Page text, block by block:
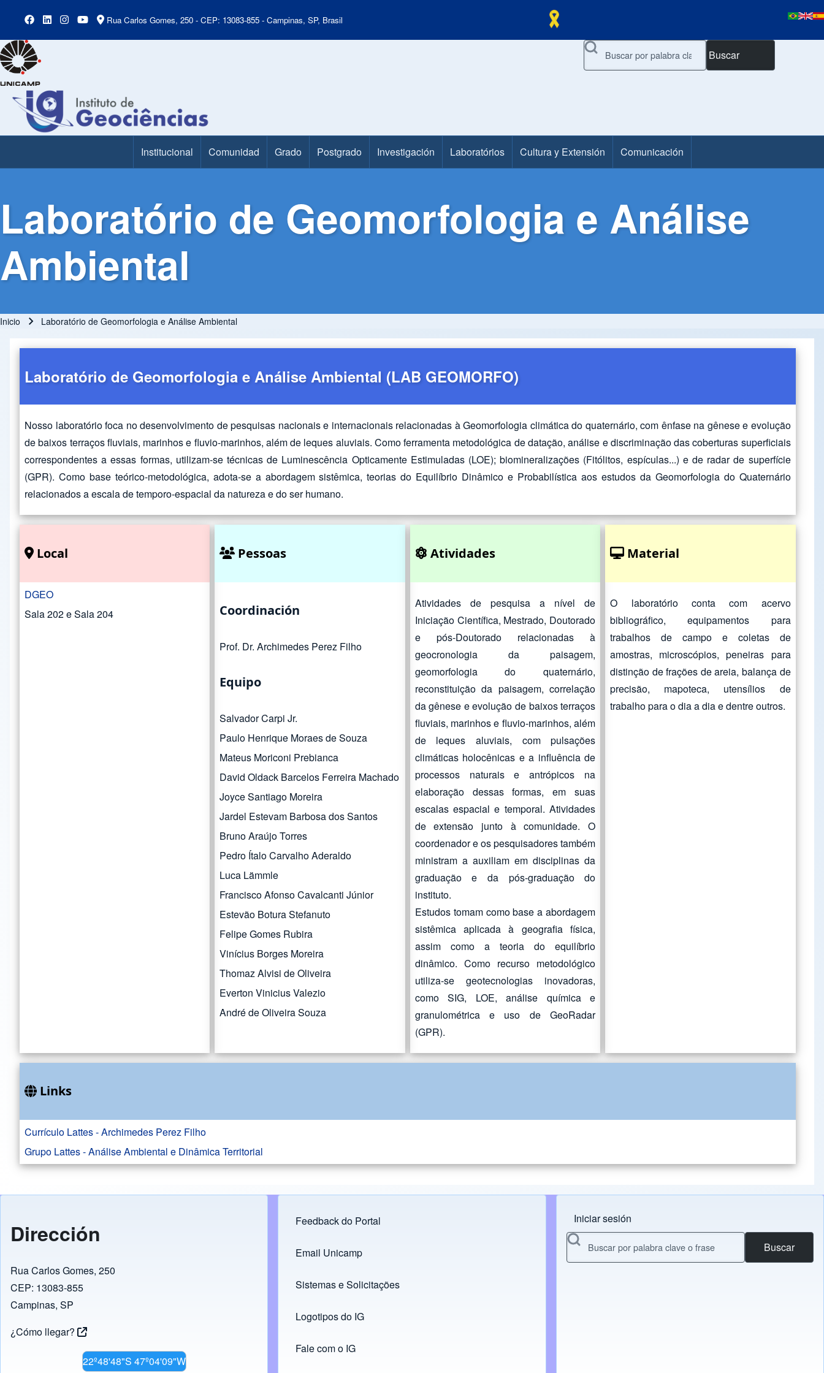
Rua Carlos Gomes, 250 - CEP: 13083-855 - Campinas, SP, Brasil
Buscar
Main Menu Institucional Comunidad Grado Postgrado Investigación Laboratórios Cultura y Extensión Comunicación
Laboratório de Geomorfologia e Análise
Ambiental
Ruta de navegación
Inicio Laboratório de Geomorfologia e Análise Ambiental
Laboratório de Geomorfologia e Análise Ambiental (LAB GEOMORFO)
Nosso laboratório foca no desenvolvimento de pesquisas nacionais e internacionais relacionadas à Geomorfologia climática do quaternário, com ênfase na gênese e evolução
de baixos terraços fluviais, marinhos e fluvio-marinhos, além de leques aluviais. Como ferramenta metodológica de datação, análise e discriminação das coberturas superficiais
correspondentes a essas formas, utilizam-se técnicas de Luminescência Opticamente Estimuladas (LOE); biomineralizações (Fitólitos, espículas...) e de radar de superfície
(GPR). Como base teórico-metodológica, adota-se a abordagem sistêmica, teorias do Equilíbrio Dinâmico e Probabilística aos estudos da Geomorfologia do Quaternário
relacionados a escala de temporo-espacial da natureza e do ser humano.
Local
DGEO
Sala 202 e Sala 204
Pessoas
Coordinación
Prof. Dr. Archimedes Perez Filho
Equipo
Salvador Carpi Jr.
Paulo Henrique Moraes de Souza
Mateus Moriconi Prebianca
David Oldack Barcelos Ferreira Machado
Joyce Santiago Moreira
Jardel Estevam Barbosa dos Santos
Bruno Araújo Torres
Pedro Ítalo Carvalho Aderaldo
Luca Lämmle
Francisco Afonso Cavalcanti Júnior
Estevão Botura Stefanuto
Felipe Gomes Rubira
Vinícius Borges Moreira
Thomaz Alvisi de Oliveira
Everton Vinicius Valezio
André de Oliveira Souza
Atividades
Atividades de pesquisa a nível de
Iniciação Científica, Mestrado, Doutorado
e pós-Doutorado relacionadas à
geocronologia da paisagem,
geomorfologia do quaternário,
reconstituição da paisagem, correlação
da gênese e evolução de baixos terraços
fluviais, marinhos e fluvio-marinhos, além
de leques aluviais, com pulsações
climáticas holocênicas e a influência de
processos naturais e antrópicos na
elaboração dessas formas, em suas
escalas espacial e temporal. Atividades
de extensão junto à comunidade. O
coordenador e os pesquisadores também
ministram a auxiliam em disciplinas da
graduação e da pós-graduação do
instituto.
Estudos tomam como base a abordagem
sistêmica aplicada à geografia física,
assim como a teoria do equilíbrio
dinâmico. Como recurso metodológico
utiliza-se geotecnologias inovadoras,
como SIG, LOE, análise química e
granulométrica e uso de GeoRadar
(GPR).
Material
O laboratório conta com acervo
bibliográfico, equipamentos para
trabalhos de campo e coletas de
amostras, microscópios, peneiras para
distinção de frações de areia, balança de
precisão, mapoteca, utensílios de
trabalho para o dia a dia e dentre outros.
Links
Currículo Lattes - Archimedes Perez Filho
Grupo Lattes - Análise Ambiental e Dinâmica Territorial
Dirección
Rua Carlos Gomes, 250
CEP: 13083-855
Campinas, SP
¿Cómo llegar?
22º48'48"S 47º04'09"W
Footer menu
Feedback do Portal
Links
Email Unicamp
(opens in new tab)
Sistemas e Solicitações
(opens in new tab)
Logotipos do IG
(opens in new tab)
Fale com o IG
Menu do usuário
Iniciar sesión
Buscar